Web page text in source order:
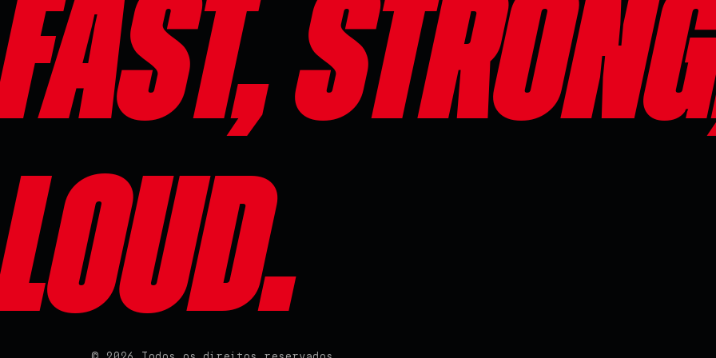
Fast,
Loud.